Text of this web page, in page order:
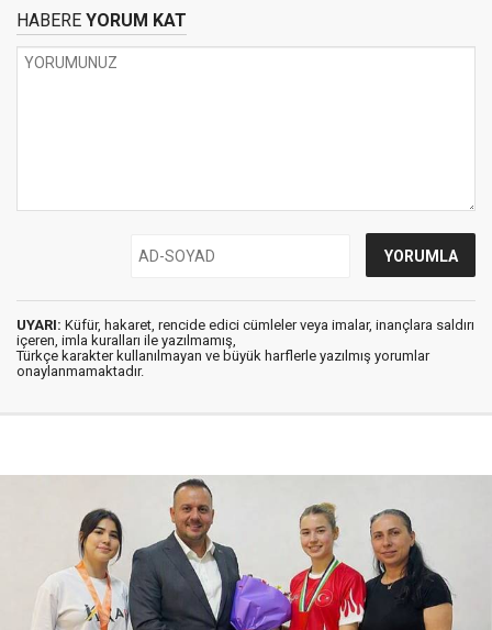
HABERE YORUM KAT
UYARI: Küfür, hakaret, rencide edici cümleler veya imalar, inançlara saldırı
içeren, imla kuralları ile yazılmamış,
Türkçe karakter kullanılmayan ve büyük harflerle yazılmış yorumlar
onaylanmamaktadır.